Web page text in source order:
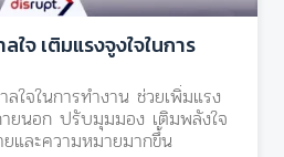
จ เติมแรงจูงใจในการ
ใจในการทำงาน ช่วยเพิ่มแรง
ายนอก ปรับมุมมอง เติมพลังใจ
และความหมายมากขึ้น